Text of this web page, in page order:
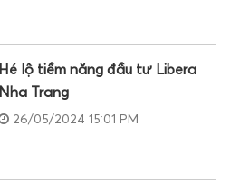
Hé lộ tiềm năng đầu tư Libera
Nha Trang
26/05/2024 15:01 PM